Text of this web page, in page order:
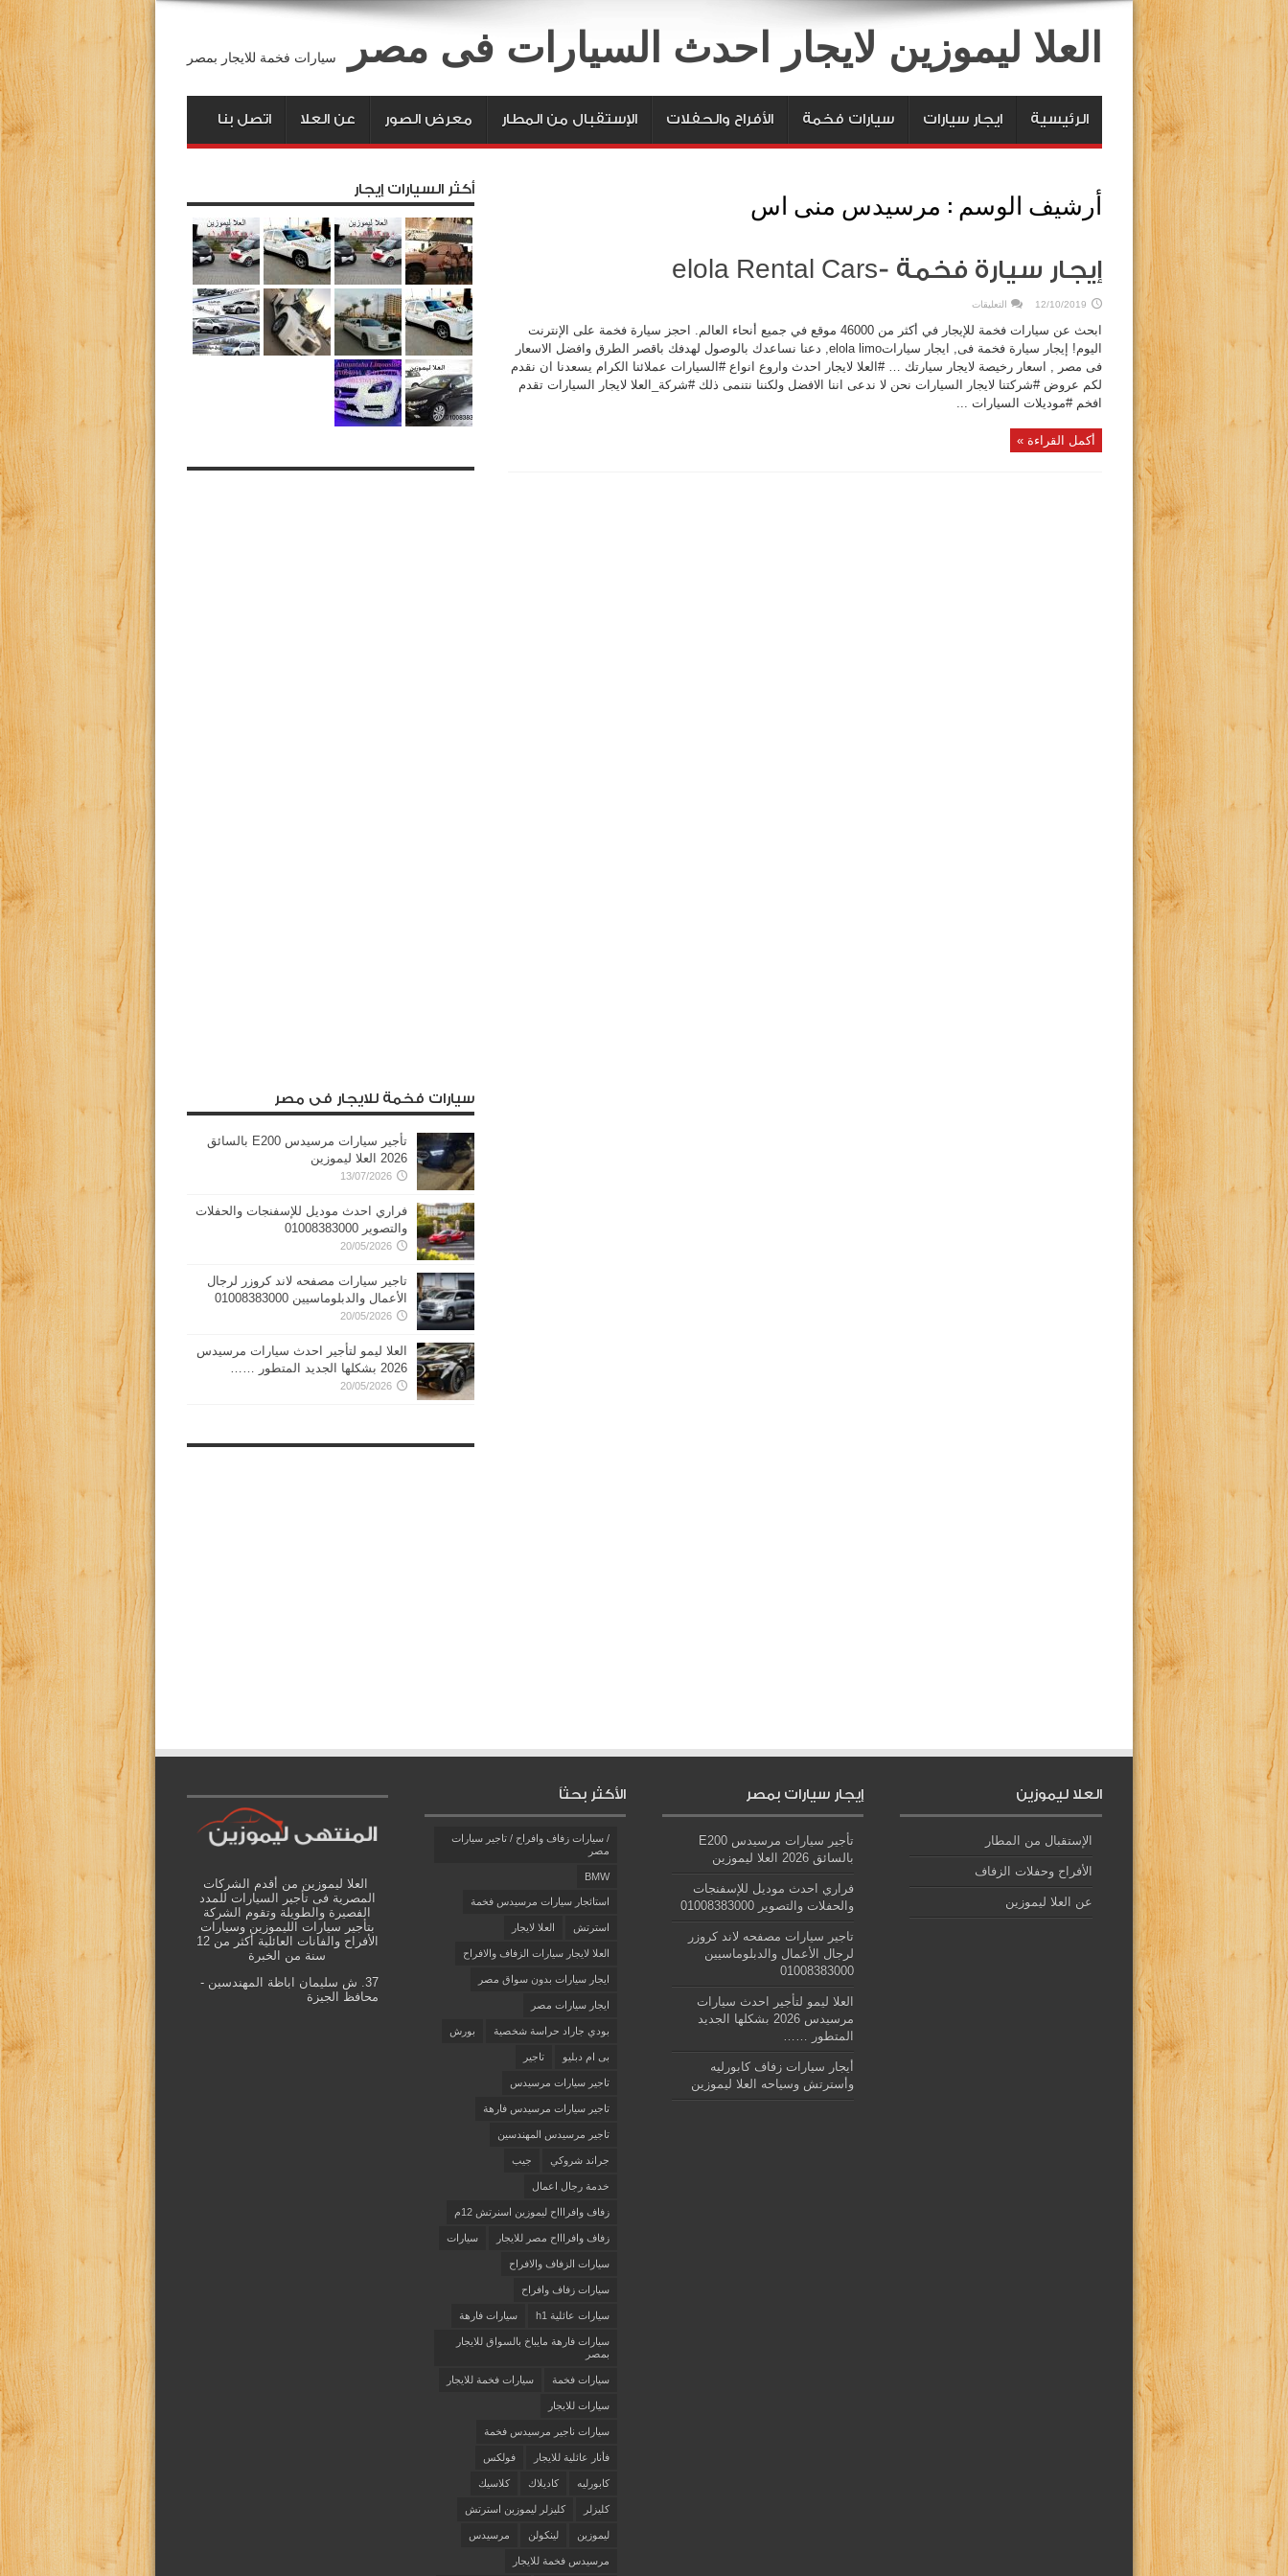
العلا ليموزين لايجار احدث السيارات فى مصر سيارات فخمة للايجار بمصر
الرئيسية ايجار سيارات سيارات فخمة الأفراح والحفلات الإستقبال من المطار معرض الصور عن العلا اتصل بنا
أرشيف الوسم : مرسيدس منى اس
إيجار سيارة فخمة -elola Rental Cars
12/10/2019 التعليقات
سيارة
فخمة
-
elola
Rental
مغلقة
ابحث عن سيارات فخمة للإيجار في أكثر من 46000 موقع في جميع أنحاء العالم. احجز سيارة فخمة على الإنترنت
اليوم! إيجار سيارة فخمة فى, ايجار سياراتelola limo, دعنا نساعدك بالوصول لهدفك باقصر الطرق وافضل الاسعار
فى مصر , اسعار رخيصة لايجار سيارتك … #العلا لايجار احدث واروع انواع #السيارات عملائنا الكرام يسعدنا ان نقدم
لكم عروض #شركتنا لايجار السيارات نحن لا ندعى اننا الافضل ولكننا نتنمى ذلك #شركة_العلا لايجار السيارات تقدم
افخم #موديلات السيارات ...
أكمل القراءة »
أكثر السيارات إيجار
سيارات فخمة للايجار فى مصر
تأجير سيارات مرسيدس E200 بالسائق
2026 العلا ليموزين
13/07/2026
فراري احدث موديل للإسفنجات والحفلات
والتصوير 01008383000
20/05/2026
تاجير سيارات مصفحه لاند كروزر لرجال
الأعمال والدبلوماسيين 01008383000
20/05/2026
العلا ليمو لتأجير احدث سيارات مرسيدس
2026 بشكلها الجديد المتطور ……
20/05/2026
العلا ليموزين
الإستقبال من المطار
الأفراح وحفلات الزفاف
عن العلا ليموزين
إيجار سيارات بمصر
تأجير سيارات مرسيدس E200
بالسائق 2026 العلا ليموزين
فراري احدث موديل للإسفنجات
والحفلات والتصوير 01008383000
تاجير سيارات مصفحه لاند كروزر
لرجال الأعمال والدبلوماسيين
01008383000
العلا ليمو لتأجير احدث سيارات
مرسيدس 2026 بشكلها الجديد
المتطور ……
أيجار سيارات زفاف كابورليه
وأسترتش وسياحه العلا ليموزين
الأكثر بحثاً
/ سيارات زفاف وافراح / تاجير سيارات
مصر
BMW
استائجار سيارات مرسيدس فخمة
استرتش العلا لايجار
العلا لايجار سيارات الزفاف والافراح
ايجار سيارات بدون سواق مصر
ايجار سيارات مصر
بودي جاراد حراسة شخصية بورش
بى ام دبليو تاجير
تاجير سيارات مرسيدس
تاجير سيارات مرسيدس فارهة
تاجير مرسيدس المهندسين
جراند شروكي جيب
خدمة رجال اعمال
زفاف وافراااح ليموزين اسنرتش 12م
زفاف وافراااح مصر للايجار سيارات
سيارات الزفاف والافراح
سيارات زفاف وافراح
سيارات عائلية h1 سيارات فارهة
سيارات فارهة مايباخ بالسواق للايجار
بمصر
سيارات فخمة سيارات فخمة للايجار
سيارات للايجار
سيارات ناجير مرسيدس فخمة
فأنار عائلية للايجار فولكس
كابورليه كاديلاك كلاسيك
كليزلر كليزلر ليموزين استرتش
ليموزين لينكولن مرسيدس
مرسيدس فخمة للايجار
العلا ليموزين من أقدم الشركات
المصرية فى تأجير السيارات للمدد
الفصيرة والطويلة وتقوم الشركة
بتأجير سيارات الليموزين وسيارات
الأفراح والفانات العائلية أكثر من 12
سنة من الخبرة
37. ش سليمان اباظة المهندسين -
محافظ الجيزة